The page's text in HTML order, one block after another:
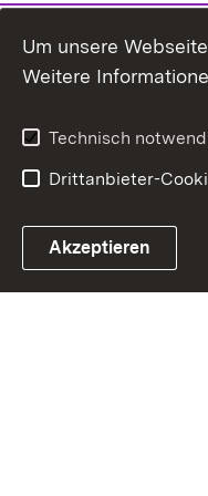
Um unsere
Weitere
Technisch
Drittanbieter-
Akzeptieren